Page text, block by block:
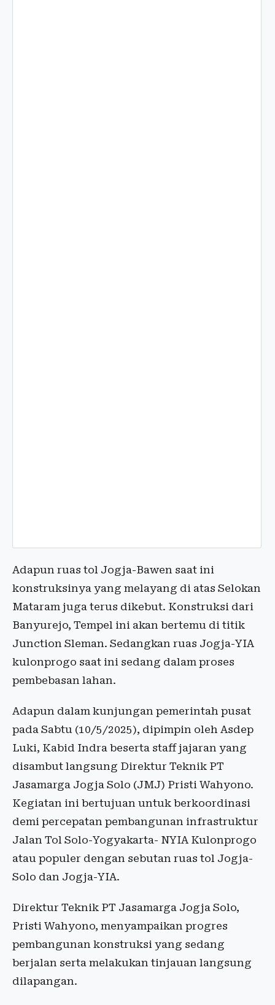
Adapun ruas tol Jogja-Bawen saat ini
konstruksinya yang melayang di atas Selokan
Mataram juga terus dikebut. Konstruksi dari
Banyurejo, Tempel ini akan bertemu di titik
Junction Sleman. Sedangkan ruas Jogja-YIA
kulonprogo saat ini sedang dalam proses
pembebasan lahan.
Adapun dalam kunjungan pemerintah pusat
pada Sabtu (10/5/2025), dipimpin oleh Asdep
Luki, Kabid Indra beserta staff jajaran yang
disambut langsung Direktur Teknik PT
Jasamarga Jogja Solo (JMJ) Pristi Wahyono.
Kegiatan ini bertujuan untuk berkoordinasi
demi percepatan pembangunan infrastruktur
Jalan Tol Solo-Yogyakarta- NYIA Kulonprogo
atau populer dengan sebutan ruas tol Jogja-
Solo dan Jogja-YIA.
Direktur Teknik PT Jasamarga Jogja Solo,
Pristi Wahyono, menyampaikan progres
pembangunan konstruksi yang sedang
berjalan serta melakukan tinjauan langsung
dilapangan.